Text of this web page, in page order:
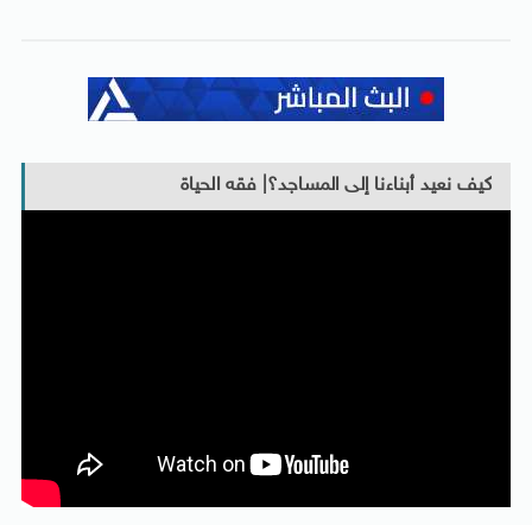
كيف نعيد أبناءنا إلى المساجد؟| فقه الحياة